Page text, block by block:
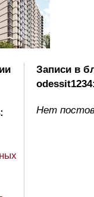
Записи в
Нет